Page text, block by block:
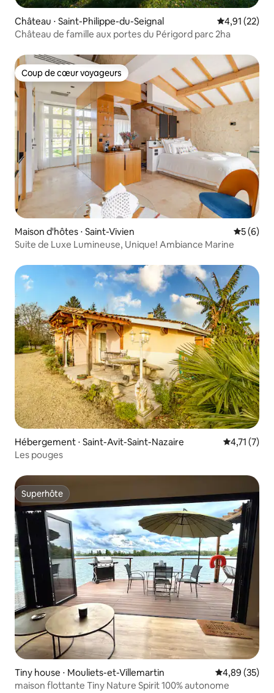
Château ⋅ Saint-Philippe-du-Seignal Évaluation
4,91 (22)
Château de famille aux portes du Périgord parc 2ha
Coup de cœur voyageurs
Coup de cœur voyageurs
Maison d'hôtes ⋅ Saint-Vivien
5 (6)
Suite de Luxe Lumineuse, Unique! Ambiance Marine
Hébergement ⋅ Saint-Avit-Saint-Nazaire Évaluation
4,71 (7)
Les pouges
Superhôte
Superhôte
Tiny house ⋅ Mouliets-et-Villemartin Évaluation
4,89 (35)
maison flottante Tiny Nature Spirit 100% autonome